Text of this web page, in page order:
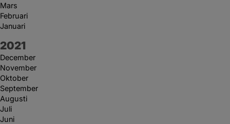
Mars
Februari
Januari
År:
2021
December
November
Oktober
September
Augusti
Juli
Juni